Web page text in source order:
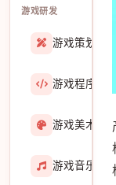
游戏研发
游戏策划
游戏程序
游戏美术
游戏音乐 724